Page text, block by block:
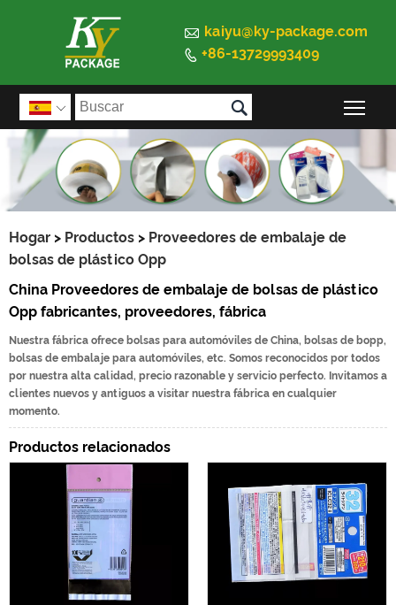
 kaiyu@ky-package.com
 +86-13729993409
 
Hogar > Productos > Proveedores de embalaje de
bolsas de plástico Opp
China Proveedores de embalaje de bolsas de plástico
Opp fabricantes, proveedores, fábrica
Nuestra fábrica ofrece bolsas para automóviles de China, bolsas de bopp,
bolsas de embalaje para automóviles, etc. Somos reconocidos por todos
por nuestra alta calidad, precio razonable y servicio perfecto. Invitamos a
clientes nuevos y antiguos a visitar nuestra fábrica en cualquier
momento.
Productos relacionados